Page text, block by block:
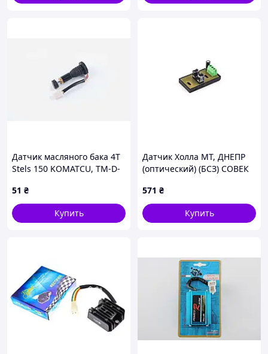
Датчик масляного бака 4T
Stels 150 KOMATCU, TM-D-
51 ₴
Купить
Датчик Холла МТ, ДНЕПР
(оптический) (БСЗ) СОВЕК
571 ₴
Купить